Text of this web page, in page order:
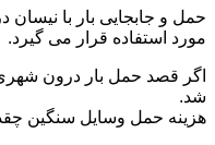
مورد استفاده قرار می گیرد.
اگر قصد حمل بار درون شهری
شد.
هزینه حمل وسایل سنگین